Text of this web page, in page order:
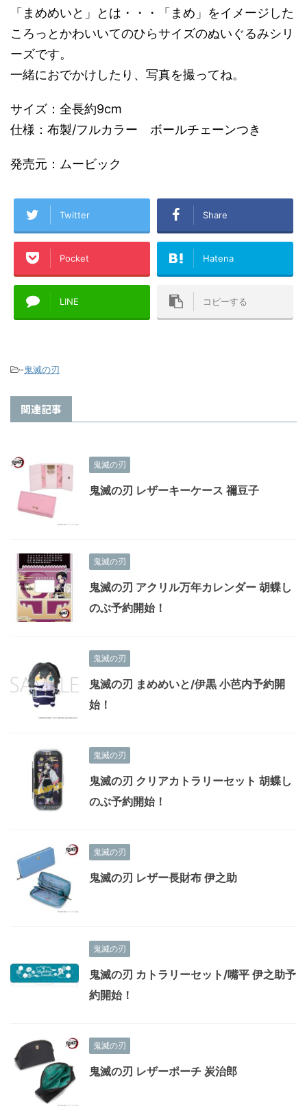
「まめめいと」とは・・・「まめ」をイメージした
ころっとかわいいてのひらサイズのぬいぐるみシリ
ーズです。
一緒におでかけしたり、写真を撮ってね。
サイズ：全長約9cm
仕様：布製/フルカラー ボールチェーンつき
発売元：ムービック
Twitter Share
Pocket Hatena
LINE コピーする
-鬼滅の刃
関連記事
鬼滅の刃
鬼滅の刃 レザーキーケース 禰豆子
鬼滅の刃
鬼滅の刃 アクリル万年カレンダー 胡蝶し
のぶ予約開始！
鬼滅の刃
鬼滅の刃 まめめいと/伊黒 小芭内予約開
始！
鬼滅の刃
鬼滅の刃 クリアカトラリーセット 胡蝶し
のぶ予約開始！
鬼滅の刃
鬼滅の刃 レザー長財布 伊之助
鬼滅の刃
鬼滅の刃 カトラリーセット/嘴平 伊之助予
約開始！
鬼滅の刃
鬼滅の刃 レザーポーチ 炭治郎